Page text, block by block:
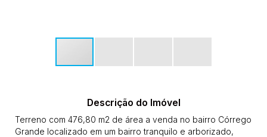
Descrição do Imóvel
Terreno com 476,80 m2 de área a venda no bairro Córrego
Grande localizado em um bairro tranquilo e arborizado,